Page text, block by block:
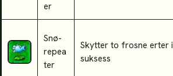
er
Snø-
repea
ter
Skytter to frosne erter i
suksess